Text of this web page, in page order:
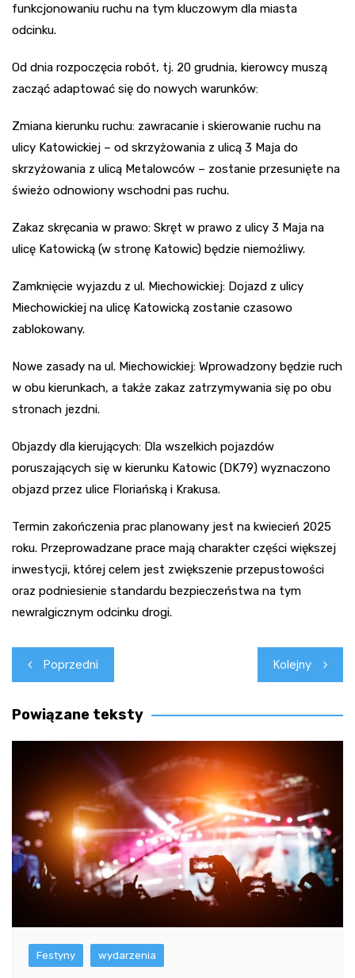
funkcjonowaniu ruchu na tym kluczowym dla miasta
odcinku.
Od dnia rozpoczęcia robót, tj. 20 grudnia, kierowcy muszą
zacząć adaptować się do nowych warunków:
Zmiana kierunku ruchu: zawracanie i skierowanie ruchu na
ulicy Katowickiej – od skrzyżowania z ulicą 3 Maja do
skrzyżowania z ulicą Metalowców – zostanie przesunięte na
świeżo odnowiony wschodni pas ruchu.
Zakaz skręcania w prawo: Skręt w prawo z ulicy 3 Maja na
ulicę Katowicką (w stronę Katowic) będzie niemożliwy.
Zamknięcie wyjazdu z ul. Miechowickiej: Dojazd z ulicy
Miechowickiej na ulicę Katowicką zostanie czasowo
zablokowany.
Nowe zasady na ul. Miechowickiej: Wprowadzony będzie ruch
w obu kierunkach, a także zakaz zatrzymywania się po obu
stronach jezdni.
Objazdy dla kierujących: Dla wszelkich pojazdów
poruszających się w kierunku Katowic (DK79) wyznaczono
objazd przez ulice Floriańską i Krakusa.
Termin zakończenia prac planowany jest na kwiecień 2025
roku. Przeprowadzane prace mają charakter części większej
inwestycji, której celem jest zwiększenie przepustowości
oraz podniesienie standardu bezpieczeństwa na tym
newralgicznym odcinku drogi.
Nawigacja
wpisu
Poprzedni Kolejny
Powiązane teksty
Festyny wydarzenia